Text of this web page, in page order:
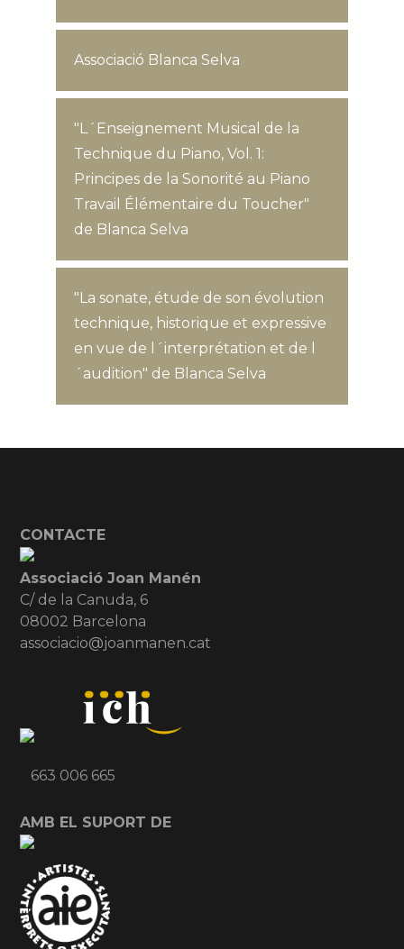
Associació Blanca Selva
"L´Enseignement Musical de la
Technique du Piano, Vol. 1:
Principes de la Sonorité au Piano
Travail Élémentaire du Toucher"
de Blanca Selva
"La sonate, étude de son évolution
technique, historique et expressive
en vue de l´interprétation et de l
´audition" de Blanca Selva
CONTACTE
Associació Joan Manén
C/ de la Canuda, 6
08002 Barcelona
associacio@joanmanen.cat
663 006 665
AMB EL SUPORT DE